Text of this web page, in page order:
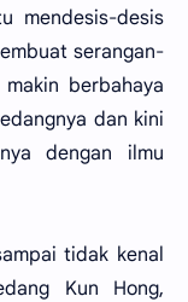
mendesis-desis
serangan-
berbahaya
dan kini
dengan ilmu
tidak kenal
Kun Hong,